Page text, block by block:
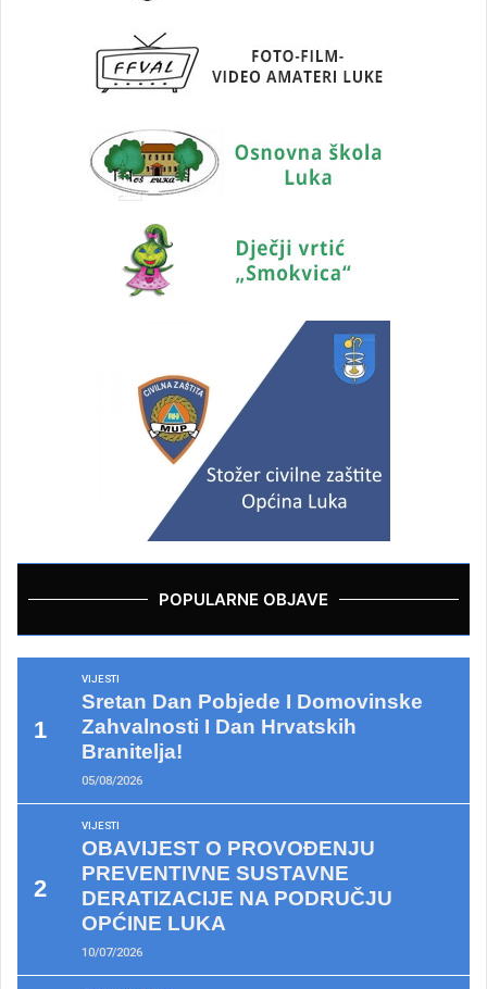
POPULARNE OBJAVE
VIJESTI
Sretan Dan Pobjede I Domovinske
Zahvalnosti I Dan Hrvatskih
Branitelja!
05/08/2026
VIJESTI
OBAVIJEST O PROVOĐENJU
PREVENTIVNE SUSTAVNE
DERATIZACIJE NA PODRUČJU
OPĆINE LUKA
10/07/2026